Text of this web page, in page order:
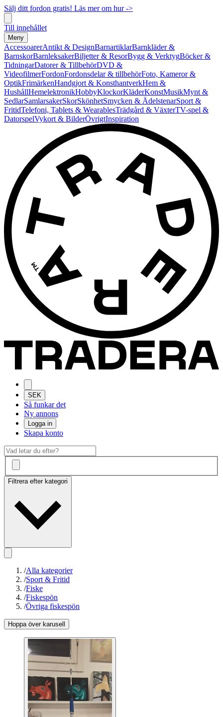
Sälj ditt fordon gratis! Läs mer om hur ->
Till innehållet
Meny
AccessoarerAntikt & DesignBarnartiklarBarnkläder &
BarnskorBarnleksakerBiljetter & ResorBygg & VerktygBöcker &
TidningarDatorer & TillbehörDVD &
VideofilmerFordonFordonsdelar & tillbehörFoto, Kameror &
OptikFrimärkenHandgjort & KonsthantverkHem &
HushållHemelektronikHobbyKlockorKläderKonstMusikMynt &
SedlarSamlarsakerSkorSkönhetSmycken & ÄdelstenarSport &
FritidTelefoni, Tablets & WearablesTrädgård & VäxterTV-spel &
DatorspelVykort & BilderÖvrigtInspiration
SEK
Så funkar det
Ny annons
Logga in
Skapa konto
Filtrera efter kategori
/Alla kategorier
/Sport & Fritid
/Fiske
/Fiskespön
/Övriga fiskespön
Hoppa över karusell